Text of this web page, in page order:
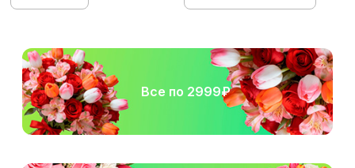
Все по 2999₽